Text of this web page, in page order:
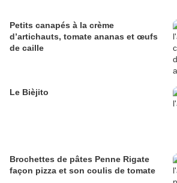
Petits canapés à la crème
d’artichauts, tomate ananas et œufs
de caille
Le Bièjito
Brochettes de pâtes Penne Rigate
façon pizza et son coulis de tomate